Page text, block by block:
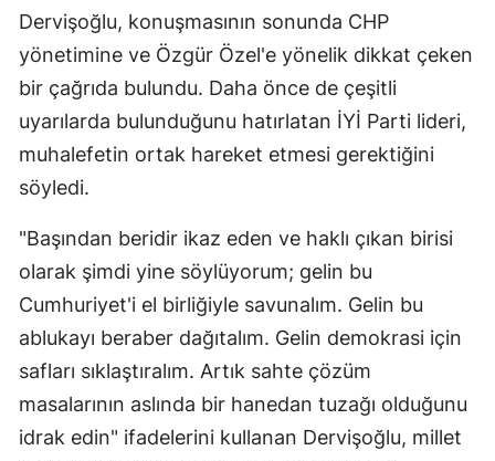
Dervişoğlu, konuşmasının sonunda CHP
yönetimine ve Özgür Özel'e yönelik dikkat çeken
bir çağrıda bulundu. Daha önce de çeşitli
uyarılarda bulunduğunu hatırlatan İYİ Parti lideri,
muhalefetin ortak hareket etmesi gerektiğini
söyledi.
"Başından beridir ikaz eden ve haklı çıkan birisi
olarak şimdi yine söylüyorum; gelin bu
Cumhuriyet'i el birliğiyle savunalım. Gelin bu
ablukayı beraber dağıtalım. Gelin demokrasi için
safları sıklaştıralım. Artık sahte çözüm
masalarının aslında bir hanedan tuzağı olduğunu
idrak edin" ifadelerini kullanan Dervişoğlu, millet